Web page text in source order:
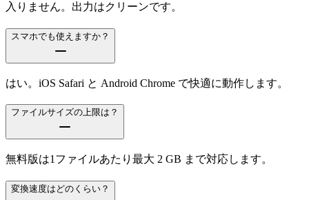
入りません。出力はクリーンです。
スマホでも使えますか？
はい。iOS Safari と Android Chrome で快適に動作します。
ファイルサイズの上限は？
無料版は1ファイルあたり最大 2 GB まで対応します。
変換速度はどのくらい？